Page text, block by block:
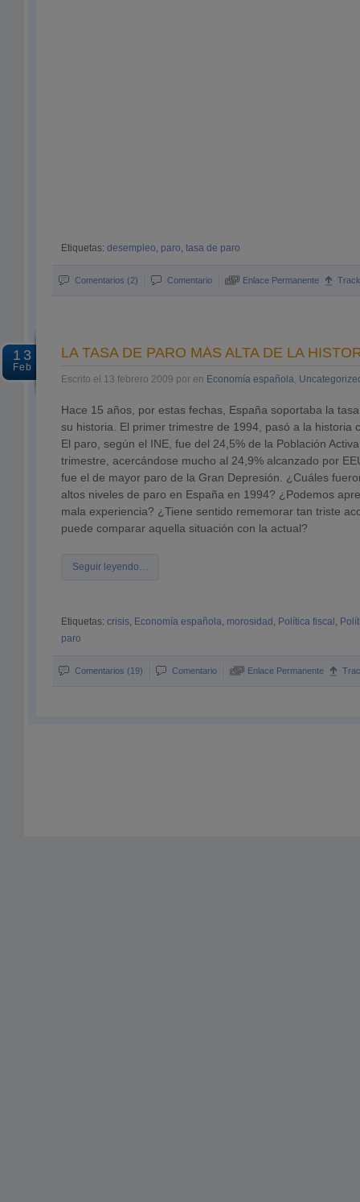
Etiquetas: desempleo, paro, tasa de paro
Comentarios (2) Comentario Enlace Permanente
13
Feb
LA TASA DE PARO MÁS ALTA DE LA
Escrito el 13 febrero 2009 por en Economía española,
Hace 15 años, por estas fechas, España soportaba la
su historia. El primer trimestre de 1994, pasó a la historia
El paro, según el INE, fue del 24,5% de la Población
trimestre, acercándose mucho al 24,9% alcanzado por
fue el de mayor paro de la Gran Depresión. ¿Cuáles
altos niveles de paro en España en 1994? ¿Podemos
mala experiencia? ¿Tiene sentido rememorar tan triste
puede comparar aquella situación con la actual?
Seguir leyendo…
Etiquetas: crisis, Economía española, morosidad , Política fiscal ,
paro
Comentarios (19) Comentario Enlace Permanente